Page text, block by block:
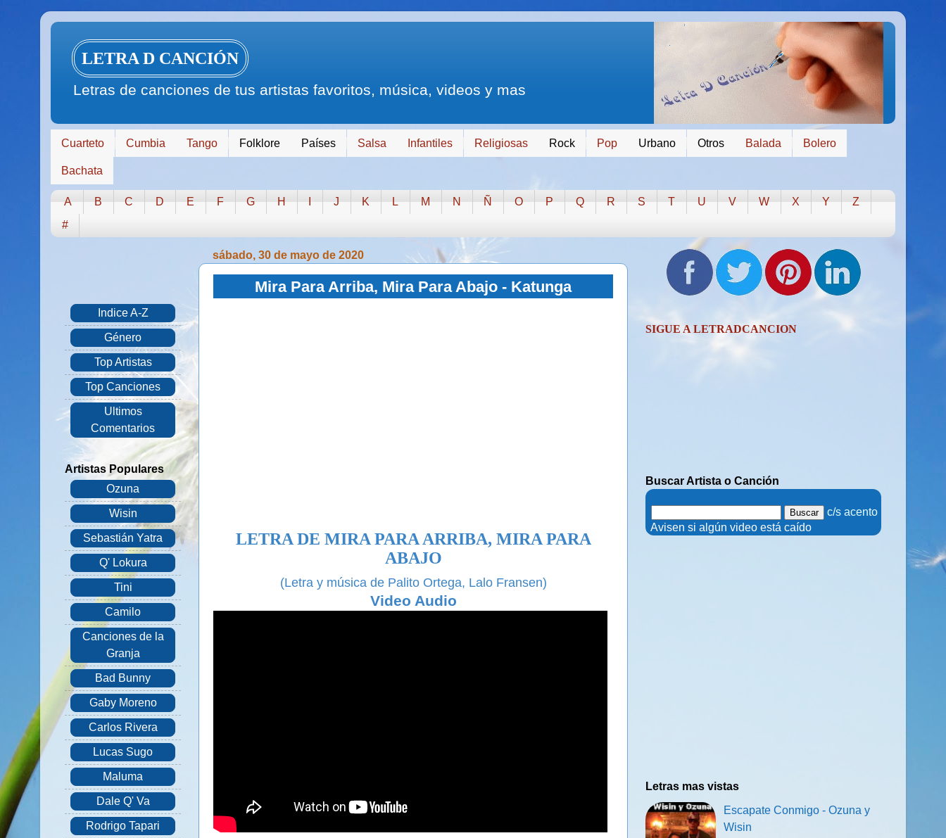
LETRA D CANCIÓN
Letras de canciones de tus artistas favoritos, música, videos y mas
Cuarteto Cumbia Tango Folklore Países Salsa Infantiles Religiosas Rock Pop Urbano Otros Balada Bolero
Bachata
A B C D E F G H J K L M N Ñ O P Q R S T U V W X Y
Z
#
sábado, 30 de mayo de 2020
Mira Para Arriba, Mira Para Abajo - Katunga
LETRA DE MIRA PARA ARRIBA, MIRA PARA
ABAJO
(Letra y música de Palito Ortega, Lalo Fransen)
Video Audio
Indice A-Z
Género
Top Artistas
Top Canciones
Ultimos
Comentarios
Artistas Populares
Ozuna
Wisin
Sebastián Yatra
Q' Lokura
Tini
Camilo
Canciones de la
Granja
Bad Bunny
Gaby Moreno
Carlos Rivera
Lucas Sugo
Maluma
Dale Q' Va
Rodrigo Tapari
SIGUE A LETRADCANCION
Buscar Artista o Canción
c/s acento
. Avisen si algún video está caído
Letras mas vistas
Escapate Conmigo - Ozuna y
Wisin